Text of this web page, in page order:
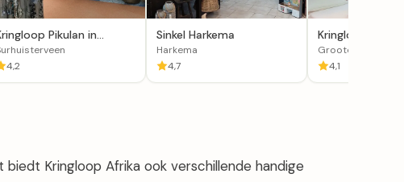
Pikulan in
4,2
Sinkel Harkema
Harkema
4,7
Kringloopwinkel
Tasman in
Grootegast
4,1
Kringloop Afrika ook verschillende handige